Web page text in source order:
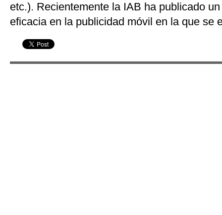
etc.). Recientemente la IAB ha publicado
eficacia en la publicidad móvil en la que se